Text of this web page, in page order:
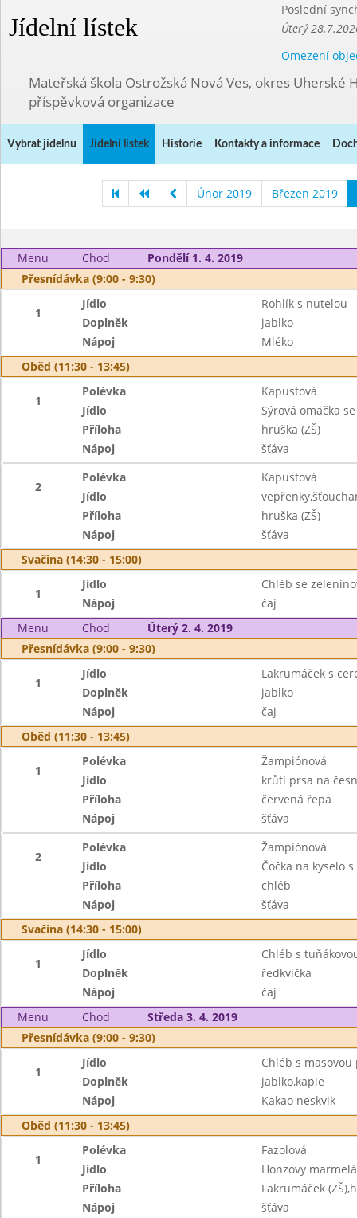
Jídelní lístek
Poslední
Úterý
Omezení
Mateřská škola Ostrožská Nová Ves, okres Uherské
příspěvková organizace
Vybrat jídelnu Jídelní lístek Historie Kontakty a informace
Únor 2019 Březen 2019
Menu Chod
Pondělí 1. 4. 2019
Přesnídávka (9:00 - 9:30)
1
Jídlo
Rohlík s nutelou
Doplněk
jablko
Nápoj
Mléko
Oběd (11:30 - 13:45)
1
Polévka
Kapustová
Jídlo
Sýrová omáčka
Příloha
hruška (ZŠ)
Nápoj
šťáva
2
Polévka
Kapustová
Jídlo
Příloha
hruška (ZŠ)
Nápoj
šťáva
Svačina (14:30 - 15:00)
1
Jídlo
Chléb se
Nápoj
čaj
Menu
Chod
Úterý 2. 4. 2019
Přesnídávka (9:00 - 9:30)
1
Jídlo
Lakrumáček s
Doplněk
jablko
Nápoj
čaj
Oběd (11:30 - 13:45)
1
Polévka
Žampiónová
Jídlo
krůtí prsa na
Příloha
červená řepa
Nápoj
šťáva
2
Polévka
Žampiónová
Jídlo
Čočka na kyselo
Příloha
chléb
Nápoj
šťáva
Svačina (14:30 - 15:00)
1
Jídlo
Chléb s
Doplněk
ředkvička
Nápoj
čaj
Menu
Chod
Středa 3. 4. 2019
Přesnídávka (9:00 - 9:30)
1
Jídlo
Chléb s
Doplněk
jablko,kapie
Nápoj
Kakao neskvik
Oběd (11:30 - 13:45)
1
Polévka
Fazolová
Jídlo
Honzovy
Příloha
Lakrumáček
Nápoj
šťáva